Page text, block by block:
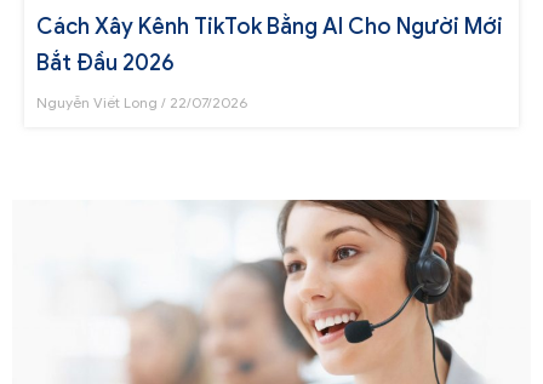
Cách Xây Kênh TikTok Bằng AI Cho Người Mới
Bắt Đầu 2026
Nguyễn Viết Long 22/07/2026